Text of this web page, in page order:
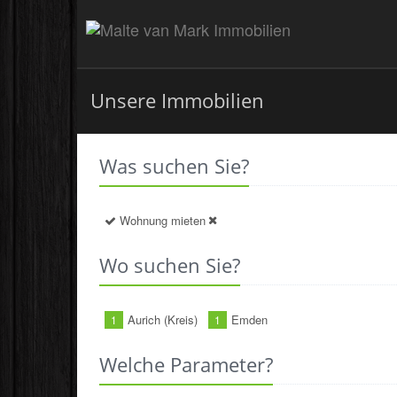
Unsere Immobilien
Was suchen Sie?
Wohnung mieten
Wo suchen Sie?
1 Aurich (Kreis) 1 Emden
Welche Parameter?